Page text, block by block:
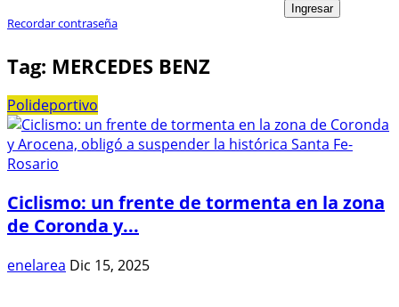
Ingresar
Recordar contraseña
Tag: MERCEDES BENZ
Polideportivo
Ciclismo: un frente de tormenta en la zona
de Coronda y...
enelarea Dic 15, 2025